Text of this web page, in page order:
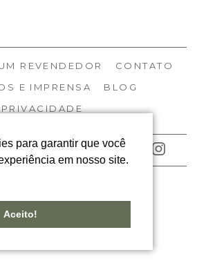
para garantir que você
em nosso site.
Aceito!
REVENDEDOR
CONTATO
E IMPRENSA
BLOG
PRIVACIDADE
REDES
BY